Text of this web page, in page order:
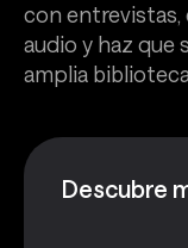
con entrevistas,
audio y haz que
amplia
Descubre